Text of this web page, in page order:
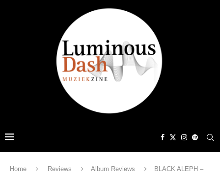
Home Reviews Album Reviews
BLACK ALEPH –